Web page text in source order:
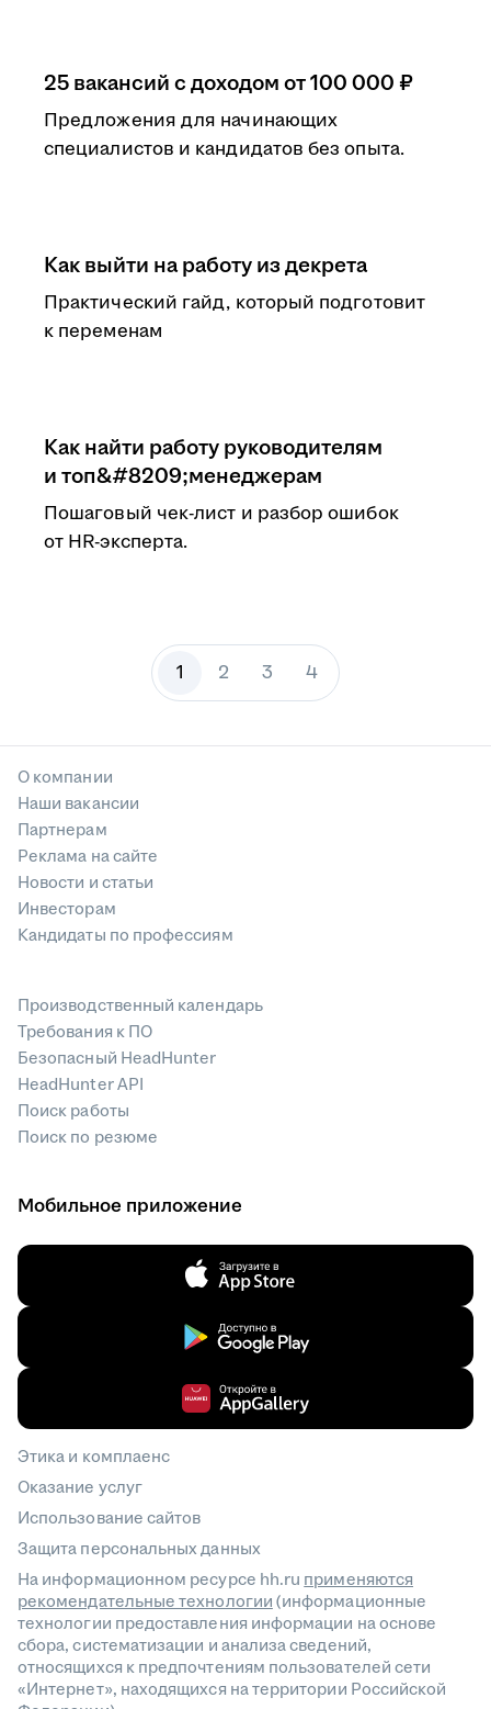
25 вакансий с доходом от 100 000 ₽
Предложения для начинающих
специалистов и кандидатов без опыта.
Как выйти на работу из декрета
Практический гайд, который подготовит
к переменам
Как найти работу руководителям
и топ&#8209;менеджерам
Пошаговый чек-лист и разбор ошибок
от HR-эксперта.
1 2 3 4
О компании
Наши вакансии
Партнерам
Реклама на сайте
Новости и статьи
Инвесторам
Кандидаты по профессиям
Производственный календарь
Требования к ПО
Безопасный HeadHunter
HeadHunter API
Поиск работы
Поиск по резюме
Мобильное приложение
Этика и комплаенс
Оказание услуг
Использование сайтов
Защита персональных данных
На информационном ресурсе hh.ru применяются
рекомендательные технологии(информационные
технологии предоставления информации на основе
сбора, систематизации и анализа сведений,
относящихся к предпочтениям пользователей сети
«Интернет», находящихся на территории Российской